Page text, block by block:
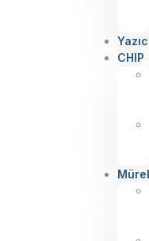
CHIP